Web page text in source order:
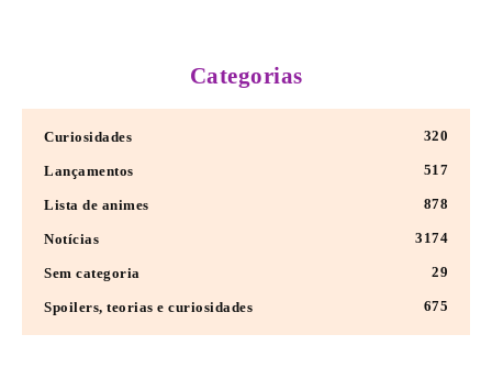
Categorias
Curiosidades 320
Lançamentos 517
Lista de animes 878
Notícias 3174
Sem categoria 29
Spoilers, teorias e curiosidades 675